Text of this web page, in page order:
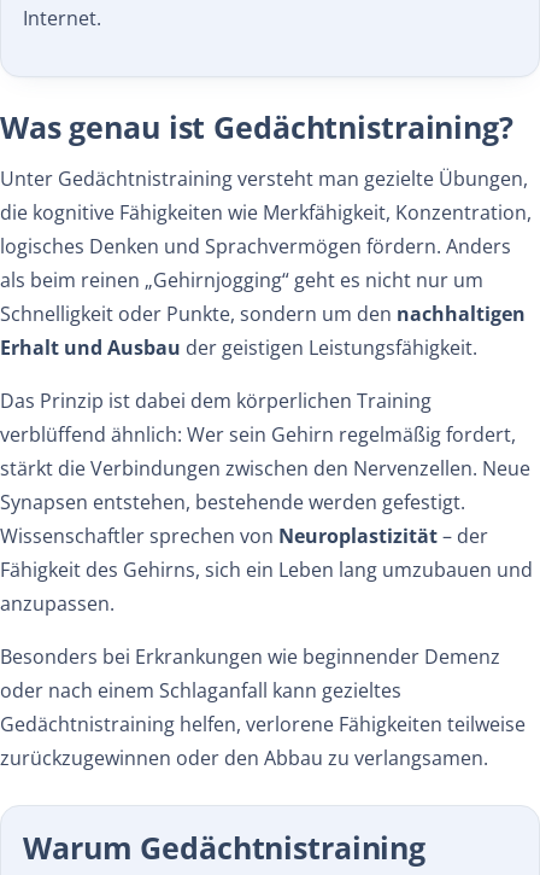
Internet.
Was genau ist Gedächtnistraining?
Unter Gedächtnistraining versteht man gezielte Übungen,
die kognitive Fähigkeiten wie Merkfähigkeit, Konzentration,
logisches Denken und Sprachvermögen fördern. Anders
als beim reinen „Gehirnjogging“ geht es nicht nur um
Schnelligkeit oder Punkte, sondern um den nachhaltigen
Erhalt und Ausbau der geistigen Leistungsfähigkeit.
Das Prinzip ist dabei dem körperlichen Training
verblüffend ähnlich: Wer sein Gehirn regelmäßig fordert,
stärkt die Verbindungen zwischen den Nervenzellen. Neue
Synapsen entstehen, bestehende werden gefestigt.
Wissenschaftler sprechen von Neuroplastizität– der
Fähigkeit des Gehirns, sich ein Leben lang umzubauen und
anzupassen.
Besonders bei Erkrankungen wie beginnender Demenz
oder nach einem Schlaganfall kann gezieltes
Gedächtnistraining helfen, verlorene Fähigkeiten teilweise
zurückzugewinnen oder den Abbau zu verlangsamen.
Warum Gedächtnistraining